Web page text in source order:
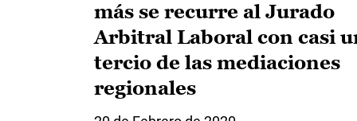
más se recurre al Jurado
Arbitral Laboral con casi
tercio de las mediaciones
regionales